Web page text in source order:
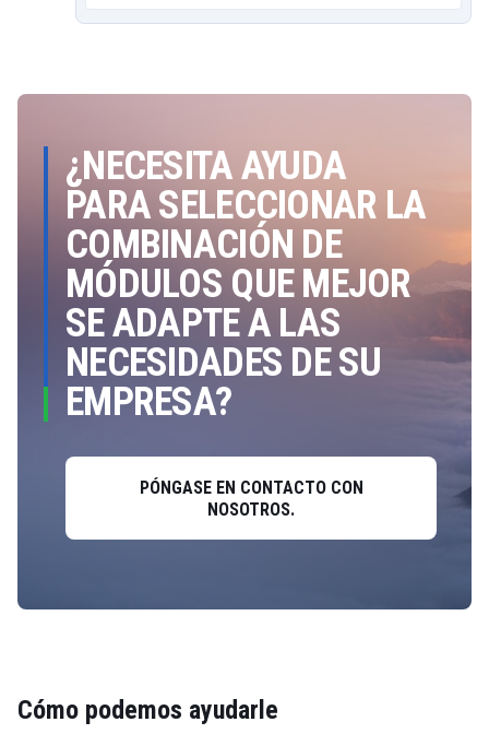
¿NECESITA AYUDA
PARA SELECCIONAR LA
COMBINACIÓN DE
MÓDULOS QUE MEJOR
SE ADAPTE A LAS
NECESIDADES DE SU
EMPRESA?
PÓNGASE EN CONTACTO CON
NOSOTROS.
Cómo podemos ayudarle